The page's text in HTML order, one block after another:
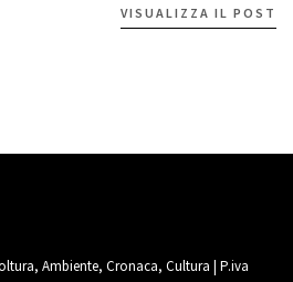
VISUALIZZA IL POST
Ambiente, Cronaca, Cultura | P.iva